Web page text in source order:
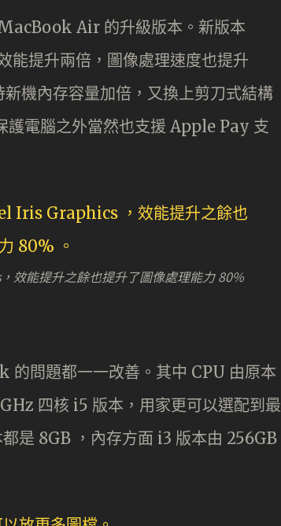
Air 的升級版本。新版本
提升兩倍，圖像處理速度也提升
機內存容量加倍，又換上剪刀式結構
護電腦之外當然也支援 Apple Pay 支
效能提升之餘也提升了圖像處理能力 80%
問題都一一改善。其中 CPU 由原本
四核 i5 版本，用家更可以選配到最
是 8GB ，內存方面 i3 版本由 256GB